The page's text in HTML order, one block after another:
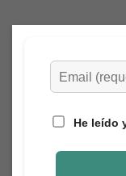
He leído